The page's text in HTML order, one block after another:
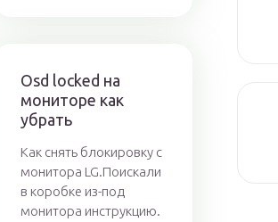
Osd locked на
мониторе как
убрать
Как снять блокировку с
монитора LG.Поискали
в коробке из-под
монитора инструкцию.